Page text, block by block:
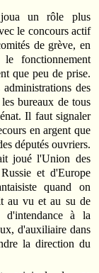
un rôle plus
le concours actif
de grève, en
fonctionnement
que peu de prise.
des
bureaux de tous
Il faut signaler
en argent que
députés ouvriers.
joué l'Union des
et d'Europe
quand on
au vu et au su de
à la
d'auxiliaire dans
la direction du